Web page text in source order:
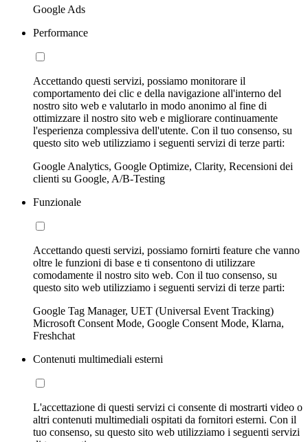
Google Ads
Performance
Accettando questi servizi, possiamo monitorare il
comportamento dei clic e della navigazione all'interno del
nostro sito web e valutarlo in modo anonimo al fine di
ottimizzare il nostro sito web e migliorare continuamente
l'esperienza complessiva dell'utente. Con il tuo consenso, su
questo sito web utilizziamo i seguenti servizi di terze parti:
Google Analytics, Google Optimize, Clarity, Recensioni dei
clienti su Google, A/B-Testing
Funzionale
Accettando questi servizi, possiamo fornirti feature che vanno
oltre le funzioni di base e ti consentono di utilizzare
comodamente il nostro sito web. Con il tuo consenso, su
questo sito web utilizziamo i seguenti servizi di terze parti:
Google Tag Manager, UET (Universal Event Tracking)
Microsoft Consent Mode, Google Consent Mode, Klarna,
Freshchat
Contenuti multimediali esterni
L'accettazione di questi servizi ci consente di mostrarti video o
altri contenuti multimediali ospitati da fornitori esterni. Con il
tuo consenso, su questo sito web utilizziamo i seguenti servizi